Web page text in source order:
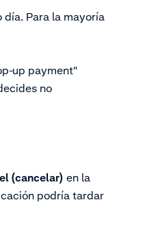
día. Para la mayoría
up payment"
no
(cancelar) en la
podría tardar